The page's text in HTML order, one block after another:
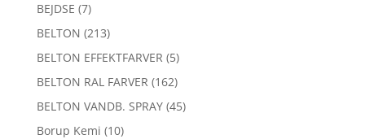
BEJDSE (7)
BELTON (213)
BELTON EFFEKTFARVER (5)
BELTON RAL FARVER (162)
BELTON VANDB. SPRAY (45)
Borup Kemi (10)